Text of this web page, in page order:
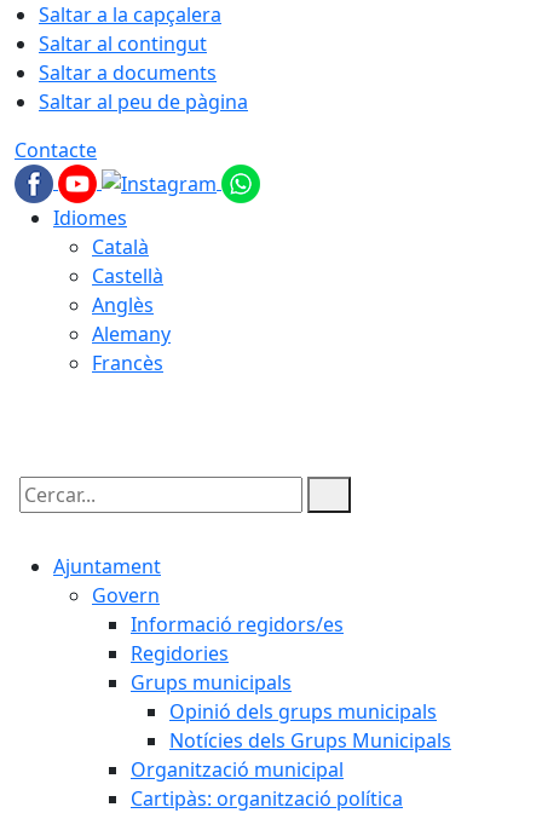
Saltar a la capçalera
Saltar al contingut
Saltar a documents
Saltar al peu de pàgina
Contacte
Idiomes
Català
Castellà
Anglès
Alemany
Francès
Cercar:
Ajuntament
Govern
Informació regidors/es
Regidories
Grups municipals
Opinió dels grups municipals
Notícies dels Grups Municipals
Organització municipal
Cartipàs: organització política